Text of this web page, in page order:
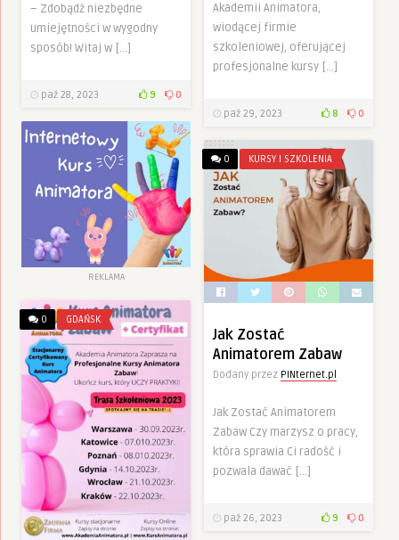
Akademii Animatora,
wiodącej firmie
szkoleniowej, oferującej
profesjonalne kursy […]
paź 29, 2023 8 0
– Zdobądź niezbędne
umiejętności w wygodny
sposób! Witaj w […]
paź 28, 2023 9 0
REKLAMA
0 KURSY I SZKOLENIA
Jak Zostać
Animatorem Zabaw
Dodany przez PINternet.pl
Jak Zostać Animatorem
Zabaw Czy marzysz o pracy,
która sprawia Ci radość i
pozwala dawać […]
paź 26, 2023 9 0
0 GDAŃSK